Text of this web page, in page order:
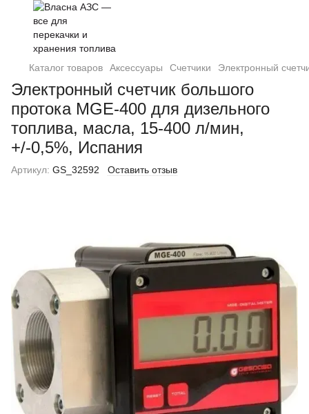
Каталог товаров Аксессуары Счетчики Электронный
Электронный счетчик большого
протока MGE-400 для дизельного
топлива, масла, 15-400 л/мин,
+/-0,5%, Испания
Артикул: GS_32592 Оставить отзыв